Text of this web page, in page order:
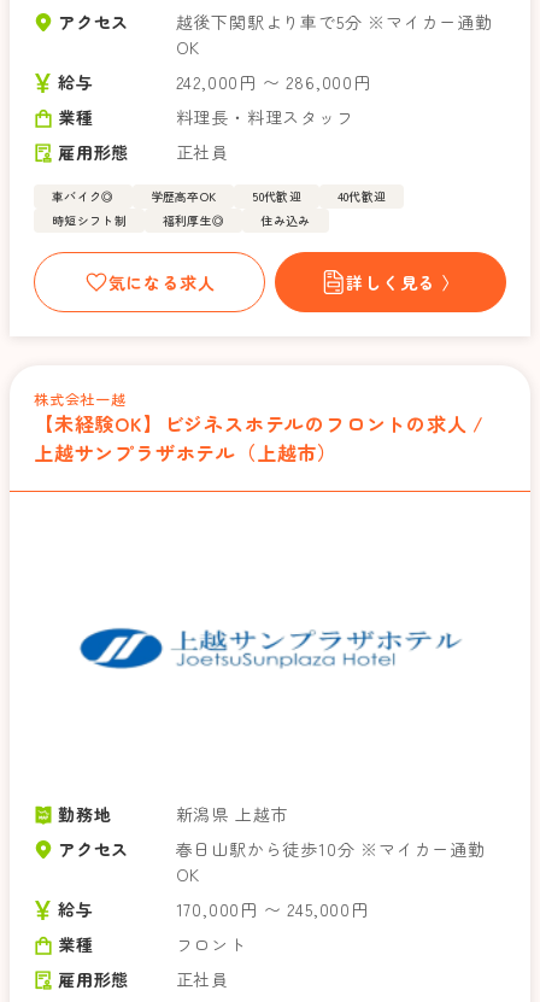
アクセス
越後下関駅より車で5分 ※マイカー通勤
OK
給与
242,000円 〜 286,000円
業種
料理長・料理スタッフ
雇用形態
正社員
車バイク◎ 学歴高卒OK 50代歓迎
40代歓迎
時短シフト制
福利厚生◎ 住み込み
気になる求人 詳しく見る 〉
株式会社一越
【未経験OK】ビジネスホテルのフロントの求人 /
上越サンプラザホテル（上越市）
勤務地
新潟県 上越市
アクセス
春日山駅から徒歩10分 ※マイカー通勤
OK
給与
170,000円 〜 245,000円
業種
フロント
雇用形態
正社員